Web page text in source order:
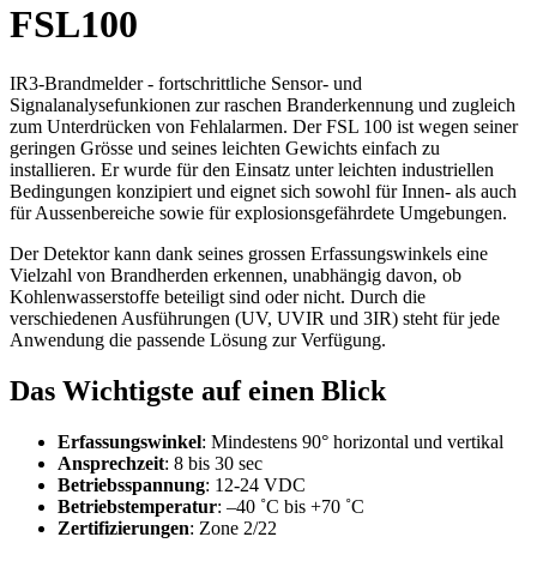
FSL100
IR3-Brandmelder - fortschrittliche Sensor- und
Signalanalysefunkionen zur raschen Branderkennung und zugleich
zum Unterdrücken von Fehlalarmen. Der FSL 100 ist wegen seiner
geringen Grösse und seines leichten Gewichts einfach zu
installieren. Er wurde für den Einsatz unter leichten industriellen
Bedingungen konzipiert und eignet sich sowohl für Innen- als auch
für Aussenbereiche sowie für explosionsgefährdete Umgebungen.
Der Detektor kann dank seines grossen Erfassungswinkels eine
Vielzahl von Brandherden erkennen, unabhängig davon, ob
Kohlenwasserstoffe beteiligt sind oder nicht. Durch die
verschiedenen Ausführungen (UV, UVIR und 3IR) steht für jede
Anwendung die passende Lösung zur Verfügung.
Das Wichtigste auf einen Blick
Erfassungswinkel: Mindestens 90° horizontal und vertikal
Ansprechzeit: 8 bis 30 sec
Betriebsspannung: 12-24 VDC
Betriebstemperatur: –40 ˚C bis +70 ˚C
Zertifizierungen: Zone 2/22